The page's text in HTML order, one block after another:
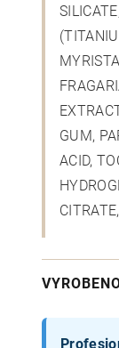
GUM,
ACID,